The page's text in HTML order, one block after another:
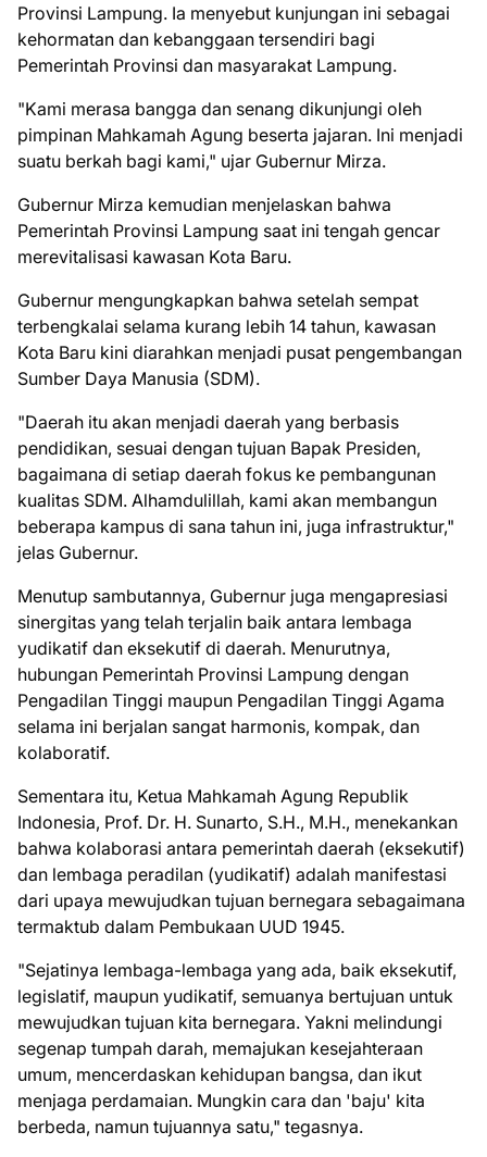
Provinsi Lampung. Ia menyebut kunjungan ini sebagai
kehormatan dan kebanggaan tersendiri bagi
Pemerintah Provinsi dan masyarakat Lampung.
"Kami merasa bangga dan senang dikunjungi oleh
pimpinan Mahkamah Agung beserta jajaran. Ini menjadi
suatu berkah bagi kami," ujar Gubernur Mirza.
Gubernur Mirza kemudian menjelaskan bahwa
Pemerintah Provinsi Lampung saat ini tengah gencar
merevitalisasi kawasan Kota Baru.
Gubernur mengungkapkan bahwa setelah sempat
terbengkalai selama kurang lebih 14 tahun, kawasan
Kota Baru kini diarahkan menjadi pusat pengembangan
Sumber Daya Manusia (SDM).
"Daerah itu akan menjadi daerah yang berbasis
pendidikan, sesuai dengan tujuan Bapak Presiden,
bagaimana di setiap daerah fokus ke pembangunan
kualitas SDM. Alhamdulillah, kami akan membangun
beberapa kampus di sana tahun ini, juga infrastruktur,"
jelas Gubernur.
Menutup sambutannya, Gubernur juga mengapresiasi
sinergitas yang telah terjalin baik antara lembaga
yudikatif dan eksekutif di daerah. Menurutnya,
hubungan Pemerintah Provinsi Lampung dengan
Pengadilan Tinggi maupun Pengadilan Tinggi Agama
selama ini berjalan sangat harmonis, kompak, dan
kolaboratif.
Sementara itu, Ketua Mahkamah Agung Republik
Indonesia, Prof. Dr. H. Sunarto, S.H., M.H., menekankan
bahwa kolaborasi antara pemerintah daerah (eksekutif)
dan lembaga peradilan (yudikatif) adalah manifestasi
dari upaya mewujudkan tujuan bernegara sebagaimana
termaktub dalam Pembukaan UUD 1945.
"Sejatinya lembaga-lembaga yang ada, baik eksekutif,
legislatif, maupun yudikatif, semuanya bertujuan untuk
mewujudkan tujuan kita bernegara. Yakni melindungi
segenap tumpah darah, memajukan kesejahteraan
umum, mencerdaskan kehidupan bangsa, dan ikut
menjaga perdamaian. Mungkin cara dan 'baju' kita
berbeda, namun tujuannya satu," tegasnya.